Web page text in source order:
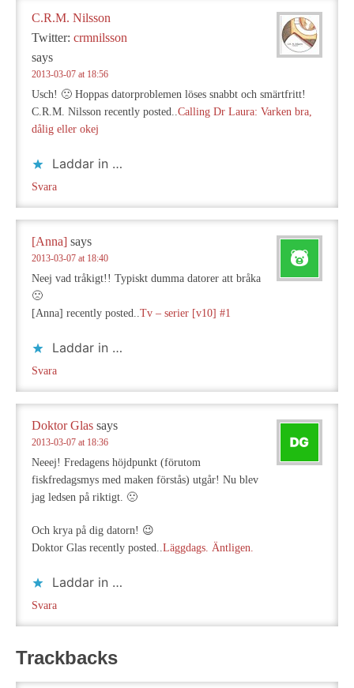
C.R.M. Nilsson
Twitter: crmnilsson
says
2013-03-07 at 18:56
Usch! 🙁 Hoppas datorproblemen löses snabbt och smärtfritt!
C.R.M. Nilsson recently posted..Calling Dr Laura: Varken bra,
dålig eller okej
Laddar in …
Svara
[Anna] says
2013-03-07 at 18:40
Neej vad tråkigt!! Typiskt dumma datorer att bråka
🙁
[Anna] recently posted..Tv – serier [v10] #1
Laddar in …
Svara
Doktor Glas says
2013-03-07 at 18:36
Neeej! Fredagens höjdpunkt (förutom
fiskfredagsmys med maken förstås) utgår! Nu blev
jag ledsen på riktigt. 🙁
Och krya på dig datorn! 😉
Doktor Glas recently posted..Läggdags. Äntligen.
Laddar in …
Svara
Trackbacks